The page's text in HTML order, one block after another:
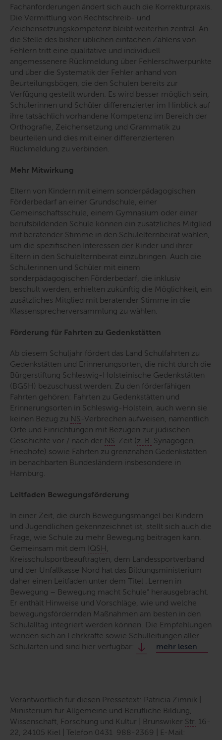
Fachanforderungen ändert sich auch die Korrekturpraxis.
Die Vermittlung von Rechtschreib- und
Zeichensetzungskompetenz bleibt weiterhin zentral. An
die Stelle des bisher üblichen einfachen Zählens von
Fehlern tritt eine qualitative und individuell
angemessenere Rückmeldung über Fehlerschwerpunkte
und über die Systematik der Fehler anhand von
Beurteilungsbögen, die den Schulen bereits zur
Verfügung gestellt wurden. Es wird besser möglich sein,
Schülerinnen und Schüler differenzierter im Hinblick auf
ihre tatsächlich vorhandene Kompetenz im Bereich der
Orthografie, Zeichensetzung und Grammatik zu
beurteilen und dies mit einer differenzierteren
Rückmeldung zu verbinden.
Mehr Mitwirkung
Eltern von Kindern mit einem sonderpädagogischen
Förderbedarf an einer Grundschule, einer
Gemeinschaftsschule, einem Gymnasium oder einer
berufsbildenden Schule können ein zusätzliches Mitglied
mit beratender Stimme in den Schulelternbeirat wählen,
um die spezifischen Interessen der Kinder und ihrer
Eltern in den Schulelternbeirat einzubringen. Auch die
Schülerinnen und Schüler mit einem
sonderpädagogischen Förderbedarf, die inklusiv
beschult werden, erhielten zukünftig die Möglichkeit, ein
zusätzliches Mitglied mit beratender Stimme in die
Klassensprecherversammlung zu wählen.
Förderung für Fahrten zu Gedenkstätten
Ab diesem Schuljahr fördert das Land Schulfahrten zu
Gedenkstätten und Erinnerungsorten, die nicht durch die
Bürgerstiftung Schleswig-Holsteinische Gedenkstätten
(BGSH) bezuschusst werden. Zu den förderfähigen
Fahrten gehören: Fahrten zu Gedenkstätten und
Erinnerungsorten in Schleswig-Holstein, auch wenn sie
keinen Bezug zu NS-Verbrechen aufweisen, namentlich
Orte und Einrichtungen mit Bezügen zur jüdischen
Geschichte vor / nach der NS-Zeit (z. B. Synagogen,
Friedhöfe) sowie Fahrten zu grenznahen Gedenkstätten
in benachbarten Bundesländern insbesondere in
Hamburg.
Leitfaden Bewegungsförderung
In einer Zeit, die durch Bewegungsmangel bei Kindern
und Jugendlichen gekennzeichnet ist, stellt sich auch die
Frage, wie Schule zu mehr Bewegung beitragen kann.
Gemeinsam mit dem IQSH,
Kreisschulsportbeauftragten, dem Landessportverband
und der Unfallkasse Nord hat das Bildungsministerium
daher einen Leitfaden unter dem Titel „Lernen in
Bewegung – Bewegung macht Schule“ herausgebracht.
Er enthält Hinweise und Vorschläge, wie und welche
bewegungsfördernden Maßnahmen am besten in den
Schulalltag integriert werden können. Die Empfehlungen
wenden sich an Lehrkräfte sowie Schulleitungen aller
Schularten und sind hier verfügbar:
mehr lesen
Verantwortlich für diesen Pressetext: Patricia Zimnik |
Ministerium für Allgemeine und Berufliche Bildung,
Wissenschaft, Forschung und Kultur | Brunswiker Str. 16-
22, 24105 Kiel | Telefon 0431 988-2369 | E-Mail: